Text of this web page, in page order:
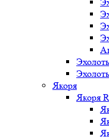
Якоря
Якоря